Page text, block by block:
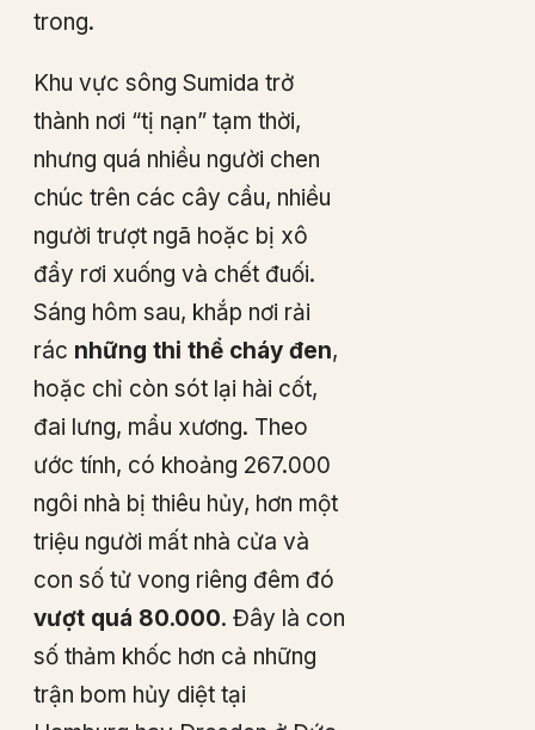
trong.
Khu vực sông Sumida trở
thành nơi “tị nạn” tạm thời,
nhưng quá nhiều người chen
chúc trên các cây cầu, nhiều
người trượt ngã hoặc bị xô
đẩy rơi xuống và chết đuối.
Sáng hôm sau, khắp nơi rải
rác những thi thể cháy đen,
hoặc chỉ còn sót lại hài cốt,
đai lưng, mẩu xương. Theo
ước tính, có khoảng 267.000
ngôi nhà bị thiêu hủy, hơn một
triệu người mất nhà cửa và
con số tử vong riêng đêm đó
vượt quá 80.000. Đây là con
số thảm khốc hơn cả những
trận bom hủy diệt tại